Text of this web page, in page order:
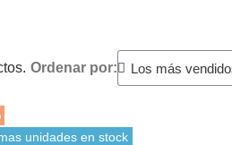
Ordenar por:
unidades en stock